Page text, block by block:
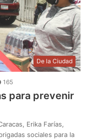
De la Ciudad
165
para prevenir
Erika Farías,
sociales para la